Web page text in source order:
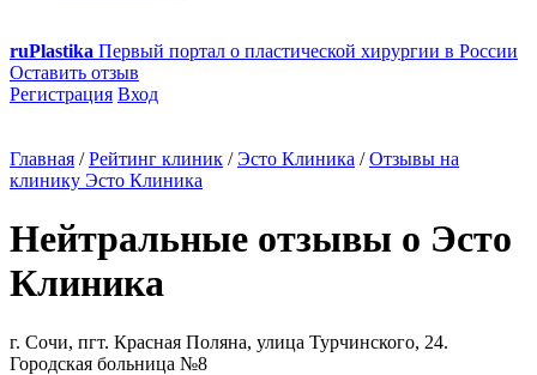
ruPlastika Первый портал о пластической хирургии в России
Оставить отзыв
Регистрация Вход
Главная / Рейтинг клиник / Эсто Клиника / Отзывы на
клинику Эсто Клиника
Нейтральные отзывы о Эсто
Клиника
г. Сочи, пгт. Красная Поляна, улица Турчинского, 24.
Городская больница №8